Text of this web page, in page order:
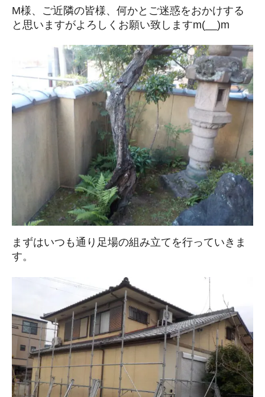
M様、ご近隣の皆様、何かとご迷惑をおかけする
と思いますがよろしくお願い致しますm(__)m
まずはいつも通り足場の組み立てを行っていきま
す。